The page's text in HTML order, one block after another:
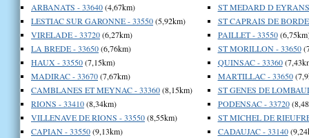
ARBANATS - 33640(4,67km)
LESTIAC SUR GARONNE - 33550(5,92km)
VIRELADE - 33720(6,27km)
LA BREDE - 33650(6,76km)
HAUX - 33550(7,15km)
MADIRAC - 33670(7,67km)
CAMBLANES ET MEYNAC - 33360(8,15km)
RIONS - 33410(8,34km)
VILLENAVE DE RIONS - 33550(8,55km)
CAPIAN - 33550(9,13km)
ST MEDARD D
ST CAPRAIS DE
PAILLET - 33550
ST MORILLON - 33650
QUINSAC - 33360
MARTILLAC - 33650
ST GENES DE
PODENSAC - 33720
ST MICHEL DE
CADAUJAC - 33140